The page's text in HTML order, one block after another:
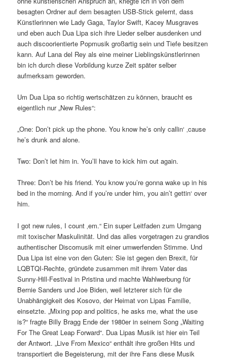
besagten Ordner auf dem besagten USB-Stick gelernt, dass
Künstlerinnen wie Lady Gaga, Taylor Swift, Kacey Musgraves
und eben auch Dua Lipa sich ihre Lieder selber ausdenken und
auch discoorientierte Popmusik großartig sein und Tiefe besitzen
kann. Auf Lana del Rey als eine meiner Lieblingskünstlerinnen
bin ich durch diese Vorbildung kurze Zeit später selber
aufmerksam geworden.
Um Dua Lipa so richtig wertschätzen zu können, braucht es
eigentlich nur „New Rules“:
„One: Don’t pick up the phone. You know he’s only callin‘ ‚cause
he’s drunk and alone.
Two: Don’t let him in. You’ll have to kick him out again.
Three: Don’t be his friend. You know you’re gonna wake up in his
bed in the morning. And if you’re under him, you ain’t gettin‘ over
him.
I got new rules, I count ‚em.“ Ein super Leitfaden zum Umgang
mit toxischer Maskulinität. Und das alles vorgetragen zu grandios
authentischer Discomusik mit einer umwerfenden Stimme. Und
Dua Lipa ist eine von den Guten: Sie ist gegen den Brexit, für
LQBTQI-Rechte, gründete zusammen mit ihrem Vater das
Sunny-Hill-Festival in Pristina und machte Wahlwerbung für
Bernie Sanders und Joe Biden, weil letzterer sich für die
Unabhängigkeit des Kosovo, der Heimat von Lipas Familie,
einsetzte. „Mixing pop and politics, he asks me, what the use
is?“ fragte Billy Bragg Ende der 1980er in seinem Song „Waiting
For The Great Leap Forward“. Dua Lipas Musik ist hier ein Teil
der Antwort. „Live From Mexico“ enthält ihre großen Hits und
transportiert die Begeisterung, mit der ihre Fans diese Musik